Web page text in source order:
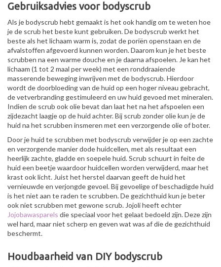
Gebruiksadvies voor bodyscrub
Als je bodyscrub hebt gemaakt is het ook handig om te weten hoe
je de scrub het beste kunt gebruiken. De bodyscrub werkt het
beste als het lichaam warm is, zodat de poriën openstaan en de
afvalstoffen afgevoerd kunnen worden. Daarom kun je het beste
scrubben na een warme douche en je daarna afspoelen. Je kan het
lichaam (1 tot 2 maal per week) met een ronddraaiende
masserende beweging inwrijven met de bodyscrub. Hierdoor
wordt de doorbloeding van de huid op een hoger niveau gebracht,
de vetverbranding gestimuleerd en uw huid gevoed met mineralen.
Indien de scrub ook olie bevat dan laat het na het afspoelen een
zijdezacht laagje op de huid achter. Bij scrub zonder olie kun je de
huid na het scrubben insmeren met een verzorgende olie of boter.
Door je huid te scrubben met bodyscrub verwijder je op een zachte
en verzorgende manier dode huidcellen, met als resultaat een
heerlijk zachte, gladde en soepele huid. Scrub schuurt in feite de
huid een beetje waardoor huidcellen worden verwijderd, maar het
krast ook licht. Juist het herstel daarvan geeft de huid het
vernieuwde en verjongde gevoel. Bij gevoelige of beschadigde huid
is het niet aan te raden te scrubben. De gezichthuid kun je beter
ook niet scrubben met gewone scrub. Jojoli heeft echter
Jojobawasparels die speciaal voor het gelaat bedoeld zijn. Deze zijn
wel hard, maar niet scherp en geven wat was af die de gezichthuid
beschermt.
Houdbaarheid van DIY bodyscrub